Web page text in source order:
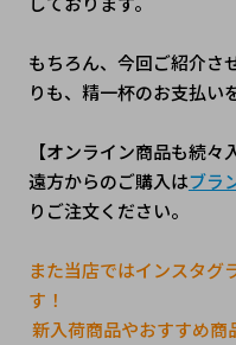
もちろん、今回ご紹介さ
りも、精一杯のお支払い
【オンライン商品も続々
遠方からのご購入はブラ
りご注文ください。
また当店ではインスタグ
す！